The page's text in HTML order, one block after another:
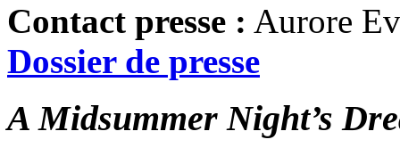
Contact presse : Aurore
Dossier de presse
A Midsummer Night’s